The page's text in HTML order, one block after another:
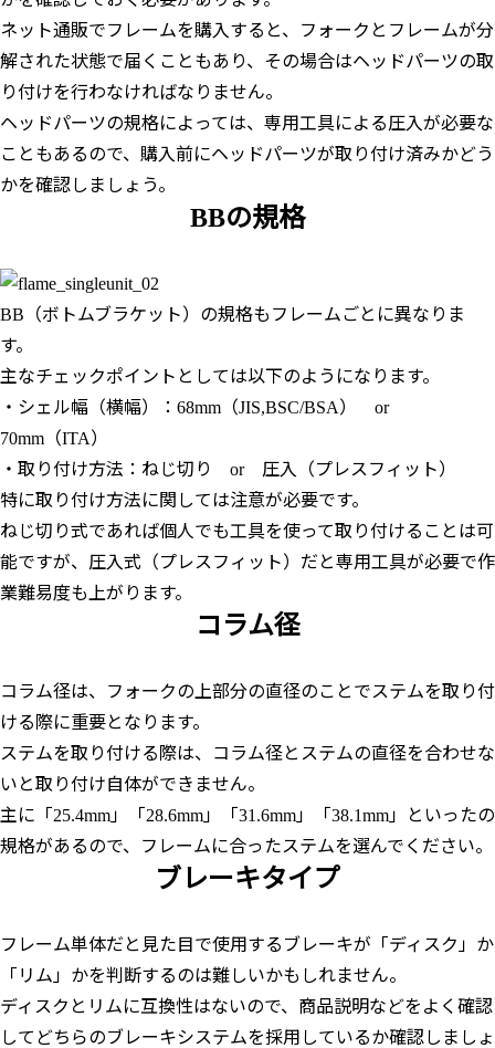
ネット通販でフレームを購入すると、フォークとフレームが分
解された状態で届くこともあり、その場合はヘッドパーツの取
り付けを行わなければなりません。
ヘッドパーツの規格によっては、専用工具による圧入が必要な
こともあるので、購入前にヘッドパーツが取り付け済みかどう
かを確認しましょう。
BBの規格
BB（ボトムブラケット）の規格もフレームごとに異なりま
す。
主なチェックポイントとしては以下のようになります。
・シェル幅（横幅）：68mm（JIS,BSC/BSA） or
70mm（ITA）
・取り付け方法：ねじ切り or 圧入（プレスフィット）
特に取り付け方法に関しては注意が必要です。
ねじ切り式であれば個人でも工具を使って取り付けることは可
能ですが、圧入式（プレスフィット）だと専用工具が必要で作
業難易度も上がります。
コラム径
コラム径は、フォークの上部分の直径のことでステムを取り付
ける際に重要となります。
ステムを取り付ける際は、コラム径とステムの直径を合わせな
いと取り付け自体ができません。
主に「25.4mm」「28.6mm」「31.6mm」「38.1mm」といったの
規格があるので、フレームに合ったステムを選んでください。
ブレーキタイプ
フレーム単体だと見た目で使用するブレーキが「ディスク」か
「リム」かを判断するのは難しいかもしれません。
ディスクとリムに互換性はないので、商品説明などをよく確認
してどちらのブレーキシステムを採用しているか確認しましょ